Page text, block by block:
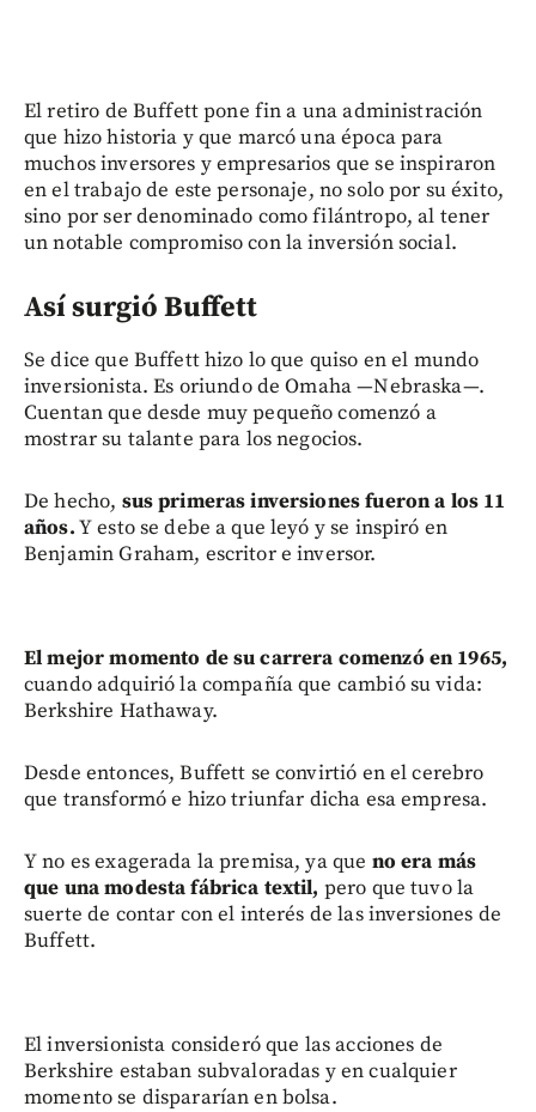
El retiro de Buffett pone fin a una administración
que hizo historia y que marcó una época para
muchos inversores y empresarios que se inspiraron
en el trabajo de este personaje, no solo por su éxito,
sino por ser denominado como filántropo, al tener
un notable compromiso con la inversión social.
Así surgió Buffett
Se dice que Buffett hizo lo que quiso en el mundo
inversionista. Es oriundo de Omaha —Nebraska—.
Cuentan que desde muy pequeño comenzó a
mostrar su talante para los negocios.
De hecho, sus primeras inversiones fueron a los 11
años.Y esto se debe a que leyó y se inspiró en
Benjamin Graham, escritor e inversor.
El mejor momento de su carrera comenzó en 1965,
cuando adquirió la compañía que cambió su vida:
Berkshire Hathaway.
Desde entonces, Buffett se convirtió en el cerebro
que transformó e hizo triunfar dicha esa empresa.
Y no es exagerada la premisa, ya que no era más
que una modesta fábrica textil, pero que tuvo la
suerte de contar con el interés de las inversiones de
Buffett.
El inversionista consideró que las acciones de
Berkshire estaban subvaloradas y en cualquier
momento se dispararían en bolsa.